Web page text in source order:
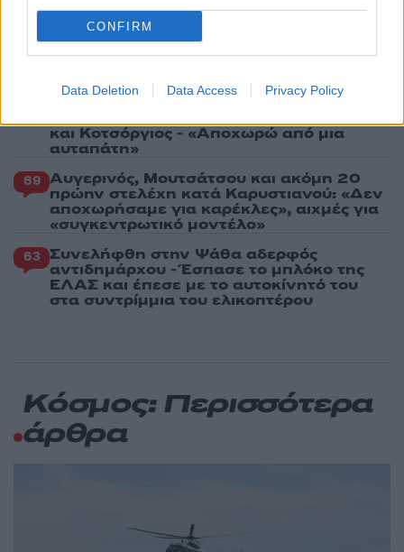
CONFIRM
Data Deletion Data Access Privacy Policy
134 Το τελευταίο αντίο στον Γιάννη
Βαρβιτσιώτη: «Ήταν φτιαγμένος από
εκείνο το σπάνιο μέταλλο μιας άλλης
εποχής», είπε ο Κυριάκος Μητσοτάκης
Νέες απώλειες για την Καρυστιανού:
και Κοτσόργιος - «Αποχωρώ από μια
αυταπάτη»
69 Αυγερινός, Μουτσάτσου και ακόμη 20
πρώην στελέχη κατά Καρυστιανού: «Δεν
αποχωρήσαμε για καρέκλες», αιχμές για
«συγκεντρωτικό μοντέλο»
63 Συνελήφθη στην Ψάθα αδερφός
αντιδημάρχου - Έσπασε το μπλόκο της
ΕΛΑΣ και έπεσε με το αυτοκίνητό του
στα συντρίμμια του ελικοπτέρου
Κόσμος: Περισσότερα
άρθρα